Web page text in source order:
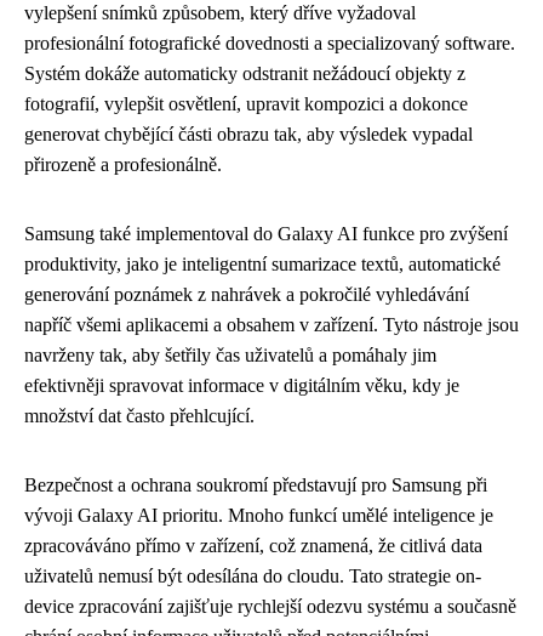
vylepšení snímků způsobem, který dříve vyžadoval
profesionální fotografické dovednosti a specializovaný software.
Systém dokáže automaticky odstranit nežádoucí objekty z
fotografií, vylepšit osvětlení, upravit kompozici a dokonce
generovat chybějící části obrazu tak, aby výsledek vypadal
přirozeně a profesionálně.
Samsung také implementoval do Galaxy AI funkce pro zvýšení
produktivity, jako je inteligentní sumarizace textů, automatické
generování poznámek z nahrávek a pokročilé vyhledávání
napříč všemi aplikacemi a obsahem v zařízení. Tyto nástroje jsou
navrženy tak, aby šetřily čas uživatelů a pomáhaly jim
efektivněji spravovat informace v digitálním věku, kdy je
množství dat často přehlcující.
Bezpečnost a ochrana soukromí představují pro Samsung při
vývoji Galaxy AI prioritu. Mnoho funkcí umělé inteligence je
zpracováváno přímo v zařízení, což znamená, že citlivá data
uživatelů nemusí být odesílána do cloudu. Tato strategie on-
device zpracování zajišťuje rychlejší odezvu systému a současně